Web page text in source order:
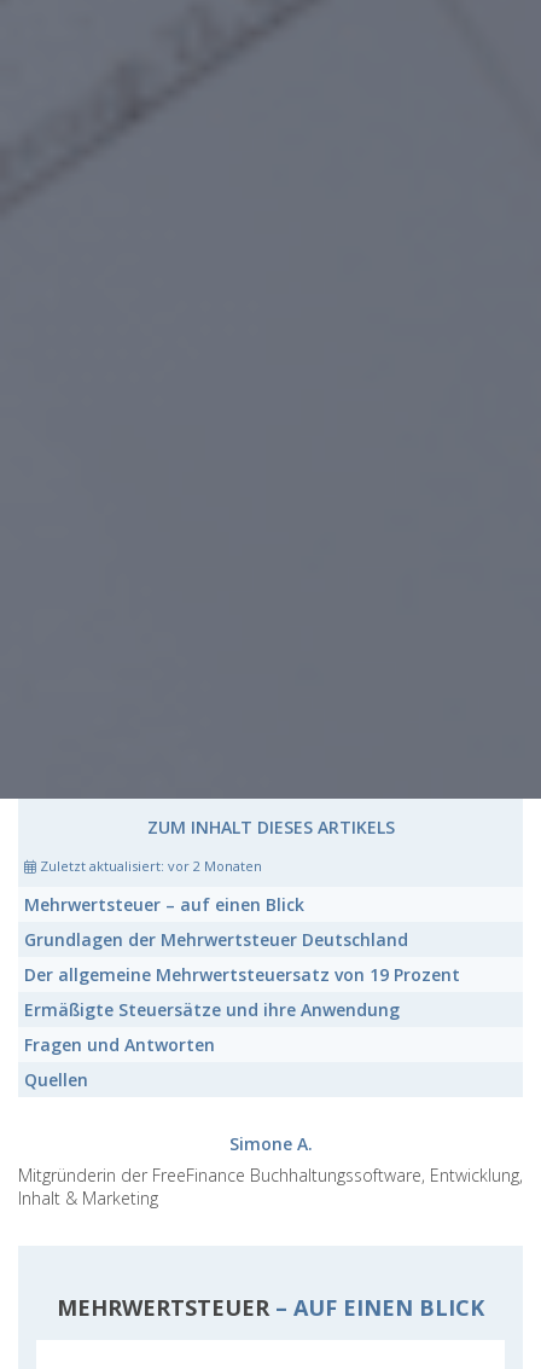
ZUM INHALT DIESES ARTIKELS
Zuletzt aktualisiert: vor 2 Monaten
Mehrwertsteuer – auf einen Blick
Grundlagen der Mehrwertsteuer Deutschland
Der allgemeine Mehrwertsteuersatz von 19 Prozent
Ermäßigte Steuersätze und ihre Anwendung
Fragen und Antworten
Quellen
Simone A.
Mitgründerin der FreeFinance Buchhaltungssoftware, Entwicklung,
Inhalt & Marketing
MEHRWERTSTEUER – AUF EINEN BLICK